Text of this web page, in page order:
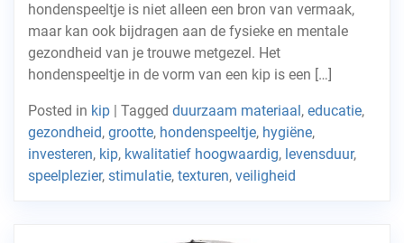
hondenspeeltje is niet alleen een bron van vermaak,
maar kan ook bijdragen aan de fysieke en mentale
gezondheid van je trouwe metgezel. Het
hondenspeeltje in de vorm van een kip is een […]
Posted in kip Tagged duurzaam materiaal , educatie,
gezondheid, grootte, hondenspeeltje, hygiëne,
investeren, kip, kwalitatief hoogwaardig, levensduur,
speelplezier, stimulatie, texturen, veiligheid